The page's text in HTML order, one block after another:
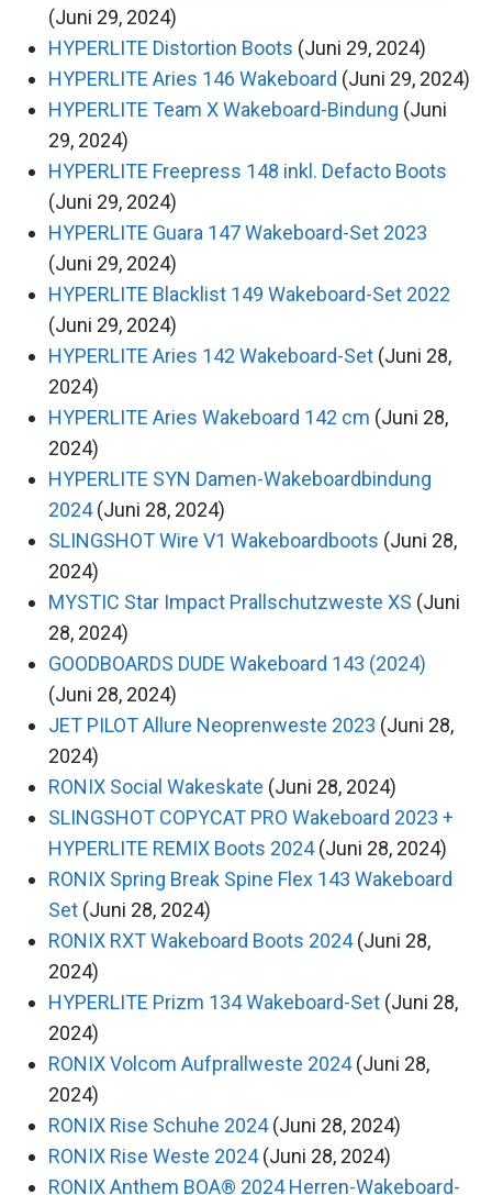
(Juni 29, 2024)
HYPERLITE Distortion Boots (Juni 29, 2024)
HYPERLITE Aries 146 Wakeboard (Juni 29, 2024)
HYPERLITE Team X Wakeboard-Bindung (Juni
29, 2024)
HYPERLITE Freepress 148 inkl. Defacto Boots
(Juni 29, 2024)
HYPERLITE Guara 147 Wakeboard-Set 2023
(Juni 29, 2024)
HYPERLITE Blacklist 149 Wakeboard-Set 2022
(Juni 29, 2024)
HYPERLITE Aries 142 Wakeboard-Set (Juni 28,
2024)
HYPERLITE Aries Wakeboard 142 cm (Juni 28,
2024)
HYPERLITE SYN Damen-Wakeboardbindung
2024 (Juni 28, 2024)
SLINGSHOT Wire V1 Wakeboardboots (Juni 28,
2024)
MYSTIC Star Impact Prallschutzweste XS (Juni
28, 2024)
GOODBOARDS DUDE Wakeboard 143 (2024)
(Juni 28, 2024)
JET PILOT Allure Neoprenweste 2023 (Juni 28,
2024)
RONIX Social Wakeskate (Juni 28, 2024)
SLINGSHOT COPYCAT PRO Wakeboard 2023 +
HYPERLITE REMIX Boots 2024 (Juni 28, 2024)
RONIX Spring Break Spine Flex 143 Wakeboard
Set (Juni 28, 2024)
RONIX RXT Wakeboard Boots 2024 (Juni 28,
2024)
HYPERLITE Prizm 134 Wakeboard-Set (Juni 28,
2024)
RONIX Volcom Aufprallweste 2024 (Juni 28,
2024)
RONIX Rise Schuhe 2024 (Juni 28, 2024)
RONIX Rise Weste 2024 (Juni 28, 2024)
RONIX Anthem BOA® 2024 Herren-Wakeboard-